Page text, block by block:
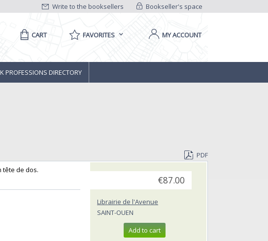
Bookseller's space
Write to the booksellers
CART FAVORITES MY ACCOUNT
PROFESSIONS DIRECTORY
PDF
de dos.
€87.00
Librairie de l'Avenue
SAINT-OUEN
Add to cart